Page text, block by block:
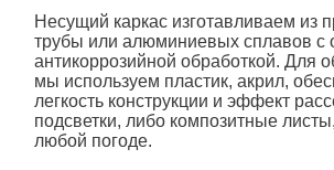
Несущий каркас изготавливаем из
трубы или алюминиевых сплавов с
антикоррозийной обработкой. Для
мы используем пластик, акрил,
легкость конструкции и эффект
подсветки, либо композитные
любой погоде.